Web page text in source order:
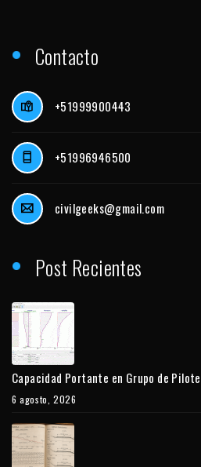
Contacto
+51999900443
+51996946500
civilgeeks@gmail.com
Post Recientes
Capacidad Portante en Grupo de
6 agosto, 2026